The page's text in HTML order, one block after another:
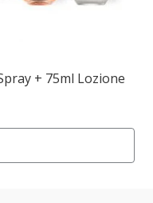
+ 75ml Lozione